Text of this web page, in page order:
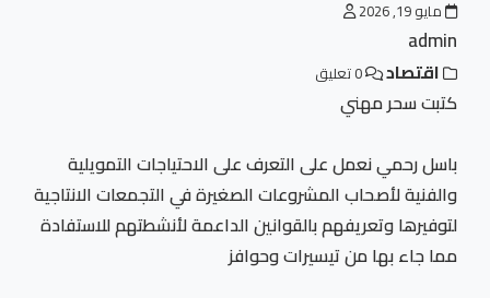
مايو 19, 2026
admin
اقتصاد
كتبت سحر مهني
باسل رحمي نعمل على التعرف على الاحتياجات التمويلية
والفنية لأصحاب المشروعات الصغيرة في التجمعات الانتاجية
لتوفيرها وتعريفهم بالقوانين الداعمة لأنشطتهم للاستفادة
مما جاء بها من تيسيرات وحوافز